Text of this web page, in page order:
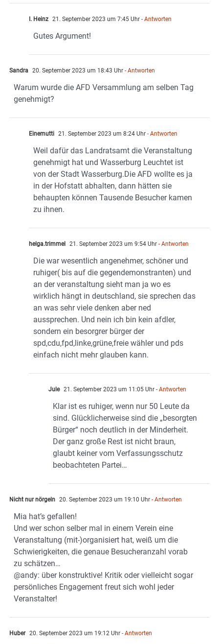
I. Heinz 21. September 2023 um 7:45 Uhr - Antworten
Gutes Argument!
Sandra 20. September 2023 um 18:43 Uhr - Antworten
Warum wurde die AFD Versammlung am selben Tag
genehmigt?
Einemutti 21. September 2023 um 8:24 Uhr - Antworten
Weil dafür das Landratsamt die Veranstaltung
genehmigt hat und Wasserburg Leuchtet ist
von der Stadt Wasserburg.Die AFD wollte es ja
in der Hofstatt abhalten, dann hätten sie
behaupten können Tausende Besucher kamen
zu ihnen.
helga.trimmel 21. September 2023 um 9:54 Uhr - Antworten
Die war wesentlich angenehmer, schöner und
ruhiger( bis auf die gegendemonstranten) und
an der veranstaltung sieht man ja wo es
wirklich hängt in deutschland, sie sprechen das
an was sehr viele denken aber ned
aussprechen. Und nein ich bin kein afdler,
sondern ein besorgrer bürger der
spd,cdu,fpd,linke,grüne,freie wähler und pds
einfach nicht mehr glauben kann.
Jule 21. September 2023 um 11:05 Uhr - Antworten
Klar ist es ruhiger, wenn nur 50 Leute da
sind. Glücklicherweise sind die „besorgten
Bürger“ noch deutlich in der Minderheit.
Der ganz große Rest ist nicht braun,
glaubt keiner vom Verfassungsschutz
beobachteten Partei…
Nicht nur nörgeln 20. September 2023 um 19:10 Uhr - Antworten
Mia hat’s gefallen!
Und wer schon selber mal in einem Verein eine
Veranstaltung (mit-)organisiert hat, weiß um die
Schwierigkeiten, die genaue Besucheranzahl vorab
zu schätzen…
@andy: über konstruktive! Kritik oder vielleicht sogar
persönliches Engagement freut sich wohl jeder
Veranstalter!
Huber 20. September 2023 um 19:12 Uhr - Antworten